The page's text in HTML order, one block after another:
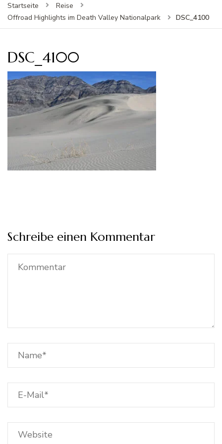
Startseite
Reise
Offroad Highlights im Death Valley Nationalpark
DSC_4100
DSC_4100
Schreibe einen Kommentar